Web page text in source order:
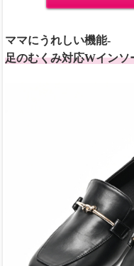
ママにうれしい機能-
足のむくみ対応Wインソ